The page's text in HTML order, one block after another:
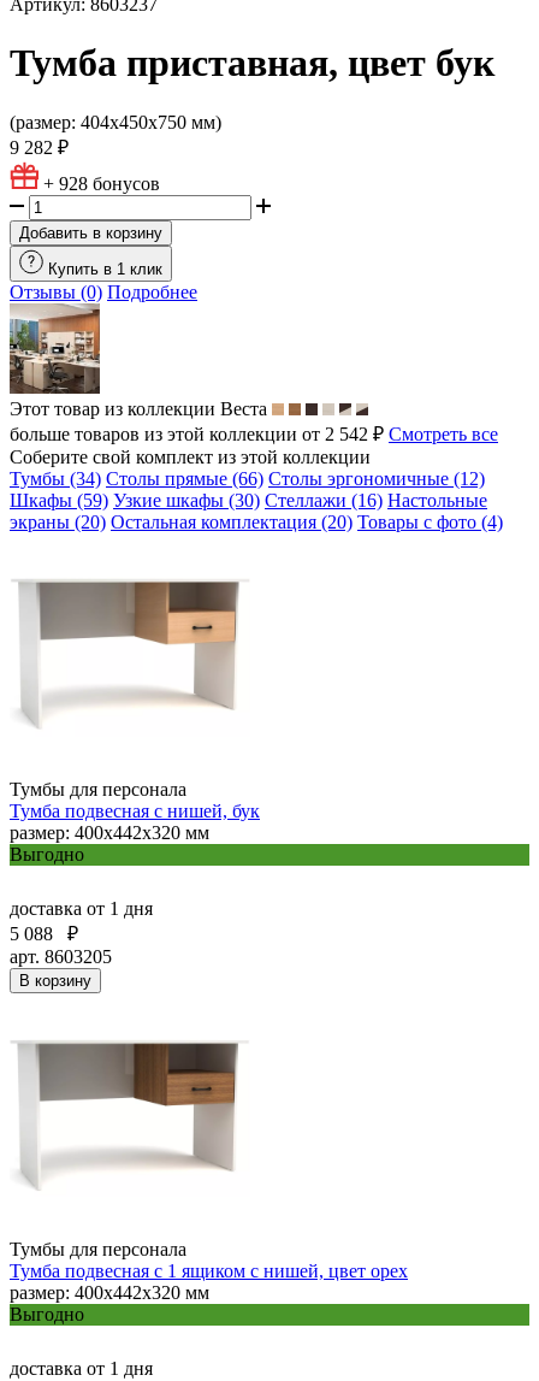
Артикул: 8603237
Тумба приставная, цвет бук
(размер: 404х450х750 мм)
9 282 ₽
+ 928 бонусов
Добавить в корзину
Купить в 1 клик
Отзывы (0) Подробнее
Этот товар из коллекции Веста
больше товаров из этой коллекции от 2 542 ₽ Смотреть все
Соберите свой комплект из этой коллекции
Тумбы (34) Столы прямые (66) Столы эргономичные (12)
Шкафы (59) Узкие шкафы (30) Стеллажи (16) Настольные
экраны (20) Остальная комплектация (20) Товары с фото (4)
Тумбы для персонала
Тумба подвесная с нишей, бук
размер: 400x442x320 мм
Выгодно
доставка от 1 дня
5 088
₽
арт. 8603205
В корзину
Тумбы для персонала
Тумба подвесная с 1 ящиком с нишей, цвет орех
размер: 400x442x320 мм
Выгодно
доставка от 1 дня